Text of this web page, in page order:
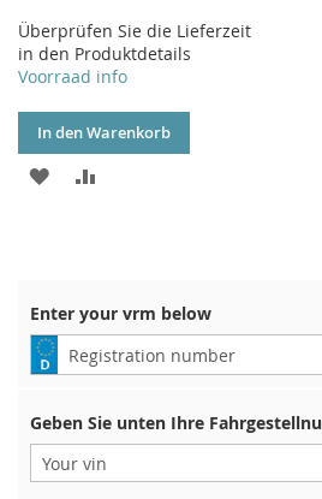
Überprüfen Sie die Lieferzeit
in den Produktdetails
Voorraad info
In den Warenkorb
ZUR
Enter your vrm below
Geben Sie unten Ihre